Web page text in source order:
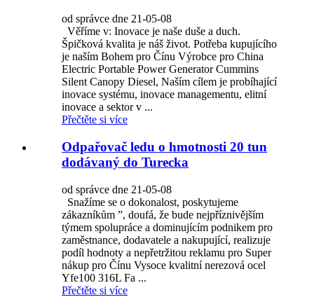
od správce dne 21-05-08
Věříme v: Inovace je naše duše a duch.
Špičková kvalita je náš život. Potřeba kupujícího
je naším Bohem pro Čínu Výrobce pro China
Electric Portable Power Generator Cummins
Silent Canopy Diesel, Naším cílem je probíhající
inovace systému, inovace managementu, elitní
inovace a sektor v ...
Přečtěte si více
Odpařovač ledu o hmotnosti 20 tun
dodávaný do Turecka
od správce dne 21-05-08
Snažíme se o dokonalost, poskytujeme
zákazníkům ”, doufá, že bude nejpříznivějším
týmem spolupráce a dominujícím podnikem pro
zaměstnance, dodavatele a nakupující, realizuje
podíl hodnoty a nepřetržitou reklamu pro Super
nákup pro Čínu Vysoce kvalitní nerezová ocel
Yfe100 316L Fa ...
Přečtěte si více